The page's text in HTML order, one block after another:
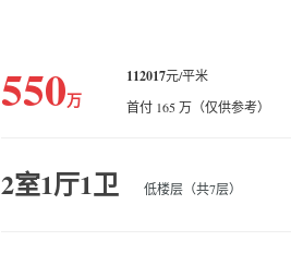
550万
112017元/平米
首付 165 万（仅供参考）
2室1厅1卫 低楼层（共7层）